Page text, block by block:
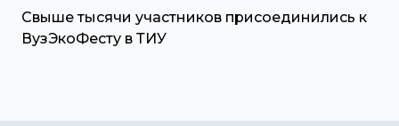
Свыше тысячи участников присоединились к
ВузЭкоФесту в ТИУ